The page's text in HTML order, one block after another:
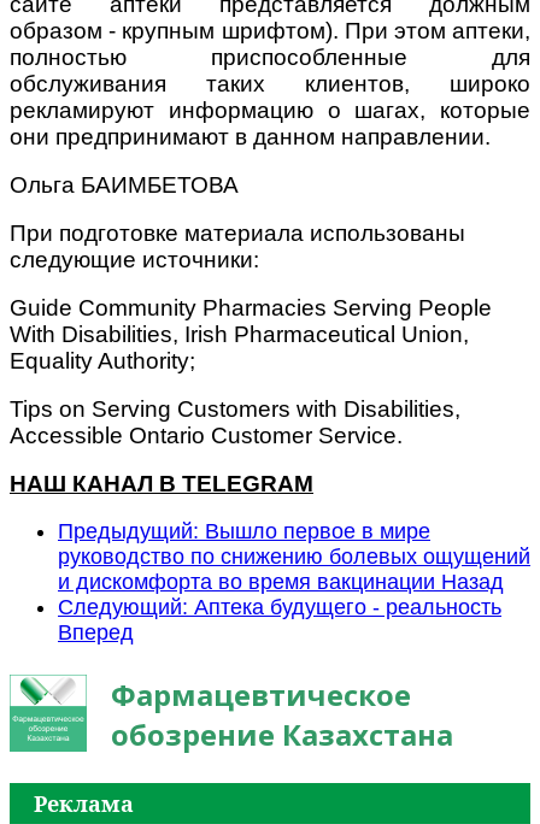
образом - крупным шрифтом). При этом аптеки,
полностью приспособленные для
обслуживания таких клиентов, широко
рекламируют информацию о шагах, которые
они предпринимают в данном направлении.
Ольга БАИМБЕТОВА
При подготовке материала использованы
следующие источники:
Guide Community Pharmacies Serving People
With Disabilities, Irish Pharmaceutical Union,
Equality Authority;
Tips on Serving Customers with Disabilities,
Accessible Ontario Customer Service.
НАШ КАНАЛ В TELEGRAM
Предыдущий: Вышло первое в мире
руководство по снижению болевых ощущений
и дискомфорта во время вакцинации Назад
Следующий: Аптека будущего - реальность
Вперед
Фармацевтическое
обозрение Казахстана
Реклама